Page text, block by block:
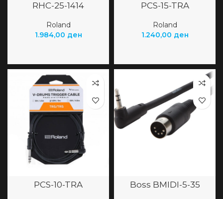
RHC-25-1414
Roland
1.984,00 ден
PCS-15-TRA
Roland
1.240,00 ден
PCS-10-TRA Boss BMIDI-5-35